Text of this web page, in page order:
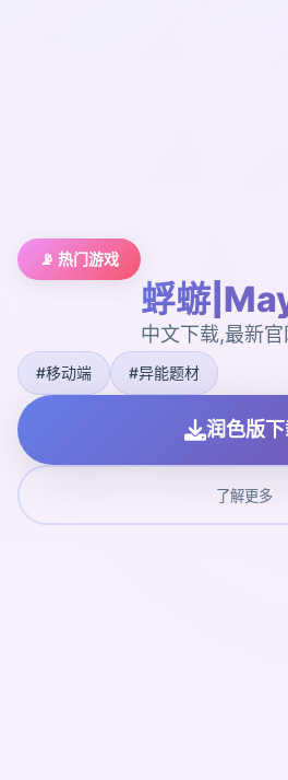
📡 热门游戏
蜉蝣
中文下载,最新官
#移动端 #异能题材
润色版
了解更多